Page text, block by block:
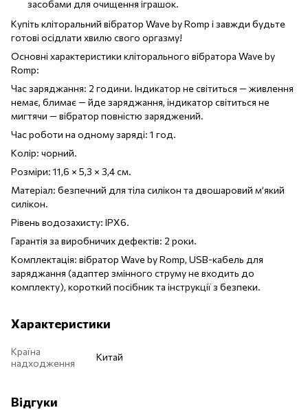
засобами для очищення іграшок.
Купіть кліторальний вібратор Wave by Romp і завжди будьте
готові осідлати хвилю свого оргазму!
Основні характеристики кліторального вібратора Wave by
Romp:
Час заряджання: 2 години. Індикатор не світиться — живлення
немає, блимає — йде заряджання, індикатор світиться не
мигтячи — вібратор повністю заряджений.
Час роботи на одному заряді: 1 год.
Колір: чорний.
Розміри: 11,6 × 5,3 × 3,4 см.
Матеріал: безпечний для тіла силікон та двошаровий м’який
силікон.
Рівень водозахисту: IPX6.
Гарантія за виробничих дефектів: 2 роки.
Комплектація: вібратор Wave by Romp, USB-кабель для
заряджання (адаптер змінного струму не входить до
комплекту), короткий посібник та інструкції з безпеки.
Характеристики
Країна
надходження
Китай
Відгуки